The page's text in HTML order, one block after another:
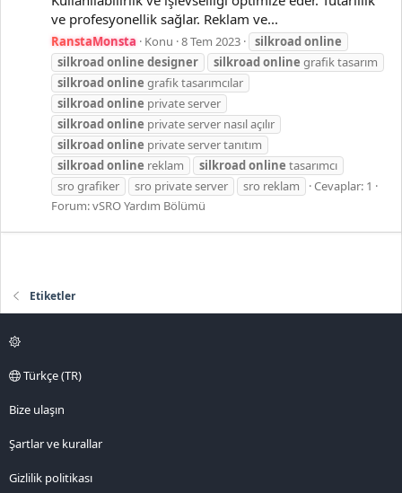
ve profesyonellik sağlar. Reklam ve...
RanstaMonsta Konu 8 Tem 2023 silkroadonline
silkroadonline designer silkroadonline grafik tasarım
silkroadonline grafik tasarımcılar
silkroadonline private server
silkroadonline private server nasıl açılır
silkroadonline private server tanıtım
silkroadonline reklam silkroadonline tasarımcı
sro grafiker
sro private server sro reklam
Cevaplar: 1
Forum:vSRO Yardım Bölümü
Etiketler
Türkçe (TR)
Bize ulaşın
Şartlar ve kurallar
Gizlilik politikası